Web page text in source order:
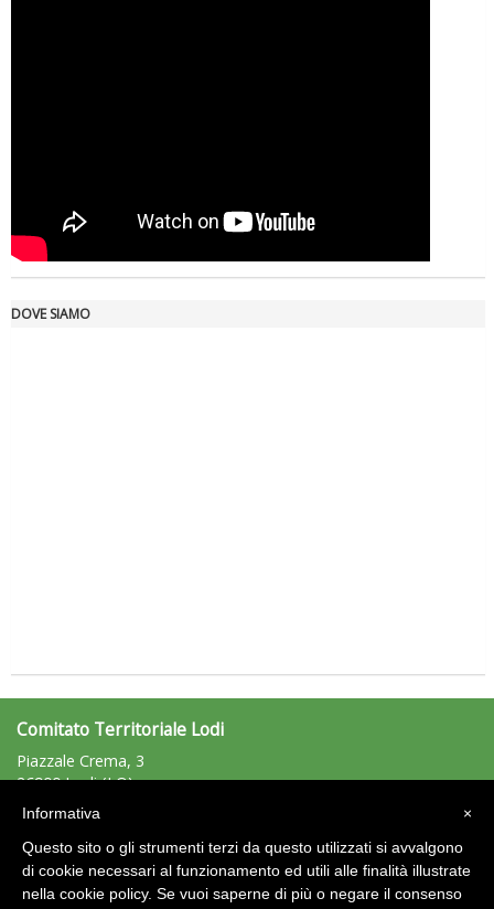
Roma
DOVE SIAMO
Comitato Territoriale Lodi
Piazzale Crema, 3
26900 Lodi (LO)
Tel: 0371/944162 - Fax: 0371/944162
C.F.: 92527900150
×
Informativa
Questo sito o gli strumenti terzi da questo utilizzati si avvalgono
di cookie necessari al funzionamento ed utili alle finalità illustrate
nella cookie policy. Se vuoi saperne di più o negare il consenso